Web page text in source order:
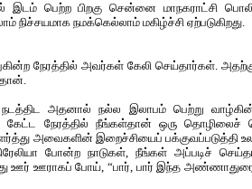
பெற்ற பிறகு சென்னை மாநகராட்சி
நமக்கெல்லாம் மகிழ்ச்சி ஏற்படுகிறது.
நேரத்தில் அவர்கள் கேலி செய்தார்கள்.
நடத்திட அதனால் நல்ல இலாபம் பெற்று
கேட்ட நேரத்தில் நீங்கள்தான் ஒரு தொழிலைச்
அவைகளின் இறைச்சியைப் பக்குவப்படுத்தி
போன்ற நாடுகள், நீங்கள் அப்படிச்
ஊர் ஊராகப் போய், “பார், பார் இந்த